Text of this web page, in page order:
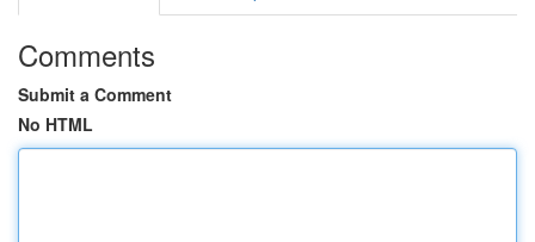
Comments
Submit a Comment
No HTML